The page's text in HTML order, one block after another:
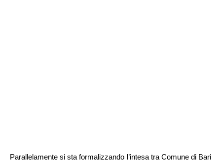
Parallelamente si sta formalizzando l’intesa tra Comune di Bari